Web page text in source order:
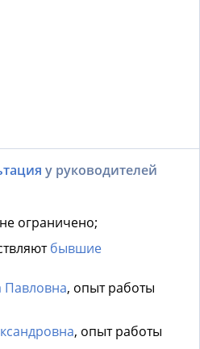
у руководителей
ограничено;
бывшие
, опыт работы
, опыт работы